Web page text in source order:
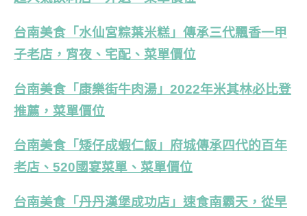
台南美食「水仙宮粽葉米糕」傳承三代飄香一甲
子老店，宵夜、宅配、菜單價位
台南美食「康樂街牛肉湯」2022年米其林必比登
推薦，菜單價位
台南美食「矮仔成蝦仁飯」府城傳承四代的百年
老店、520國宴菜單、菜單價位
台南美食「丹丹漢堡成功店」速食南霸天，從早